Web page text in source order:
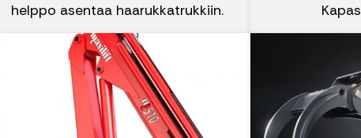
helppo asentaa haarukkatrukkiin.